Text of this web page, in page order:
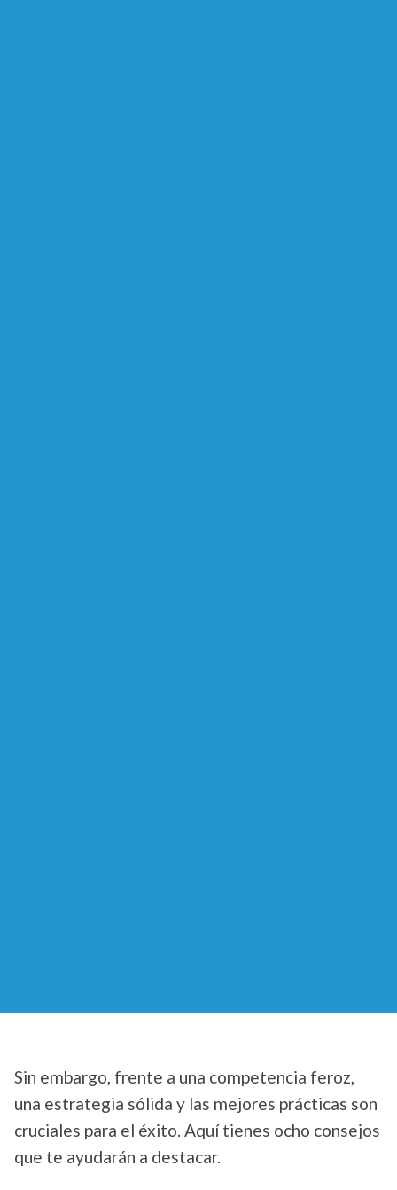
Sin embargo, frente a una competencia feroz,
una estrategia sólida y las mejores prácticas son
cruciales para el éxito. Aquí tienes ocho consejos
que te ayudarán a destacar.